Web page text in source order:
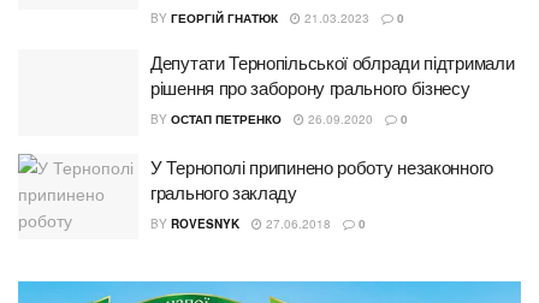
BY ГЕОРГІЙ ГНАТЮК 21.03.2023 0
Депутати Тернопільської облради підтримали
рішення про заборону грального бізнесу
BY ОСТАП ПЕТРЕНКО 26.09.2020 0
У Тернополі припинено роботу незаконного
грального закладу
BY ROVESNYK 27.06.2018 0